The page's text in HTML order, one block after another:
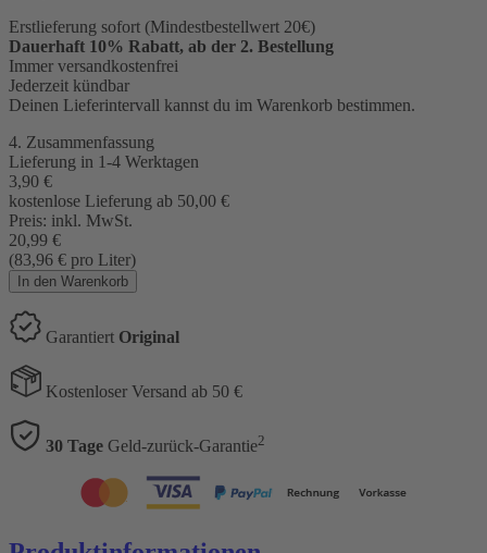
Erstlieferung sofort (Mindestbestellwert 20€)
Dauerhaft 10% Rabatt, ab der 2. Bestellung
Immer versandkostenfrei
Jederzeit kündbar
Deinen Lieferintervall kannst du im Warenkorb bestimmen.
4. Zusammenfassung
Lieferung in 1-4 Werktagen
3,90 €
kostenlose Lieferung ab 50,00 €
Preis: inkl. MwSt.
20,99 €
(83,96 € pro Liter)
In den Warenkorb
Garantiert Original
Kostenloser Versand ab 50 €
30 Tage Geld-zurück-Garantie2